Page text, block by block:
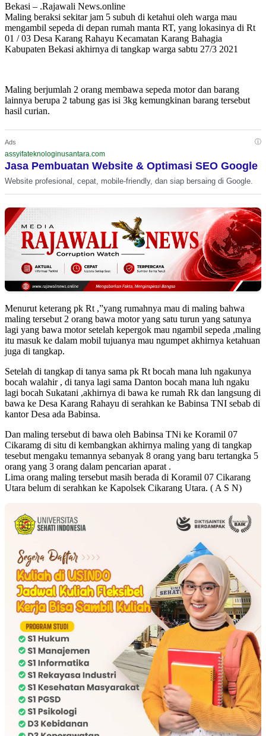
Bekasi – .Rajawali News.online
Maling beraksi sekitar jam 5 subuh di ketahui oleh warga mau
mengambil sepeda di depan rumah manta RT, yang lokasinya di Rt
01 / 03 Desa Karang Rahayu Kecamatan Karang Bahagia
Kabupaten Bekasi akhirnya di tangkap warga sabtu 27/3 2021
Maling berjumlah 2 orang membawa sepeda motor dan barang
lainnya berupa 2 tabung gas isi 3kg kemungkinan barang tersebut
hasil curian.
Ads ⓘ
assyifateknologinusantara.com
Jasa Pembuatan Website & Optimasi SEO Google
Website profesional, cepat, mobile-friendly, dan siap bersaing di Google.
Menurut keterang pk Rt ,”yang rumahnya mau di maling bahwa
maling tersebut 2 orang bawa motor yang satu turun yang satunya
lagi yang bawa motor setelah kepergok mau ngambil sepeda ,maling
itu masuk ke dalam mobil tujuanya mau ngumpet akhirnya ketahuan
juga di tangkap.
Setelah di tangkap di tanya sama pk Rt bocah mana luh ngakunya
bocah walahir , di tanya lagi sama Danton bocah mana luh ngaku
lagi bocah Sukatani ,akhirnya di bawa ke rumah Rk dan langsung di
bawa ke Desa Karang Rahayu di serahkan ke Babinsa TNI sebab di
kantor Desa ada Babinsa.
Dan maling tersebut di bawa oleh Babinsa TNi ke Koramil 07
Cikaramg di situ di kembangkan akhirnya maling yang di tangkap
tesebut mengaku temannya sebanyak 8 orang yang baru tertangka 5
orang yang 3 orang dalam pencarian aparat .
Lima orang maling tersebut masih berada di Koramil 07 Cikarang
Utara belum di serahkan ke Kapolsek Cikarang Utara. ( A S N)